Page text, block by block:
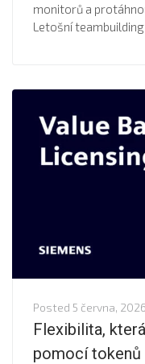
monitorů a
Letošní teambuilding
Posted 5 června, 2026
Flexibilita,
pomocí tokenů